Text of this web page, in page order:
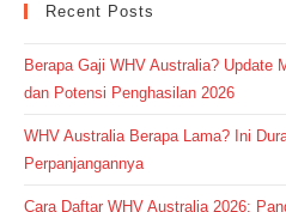
Recent Posts
Berapa Gaji WHV Australia? Update
dan Potensi Penghasilan 2026
WHV Australia Berapa Lama? Ini
Perpanjangannya
Cara Daftar WHV Australia 2026: